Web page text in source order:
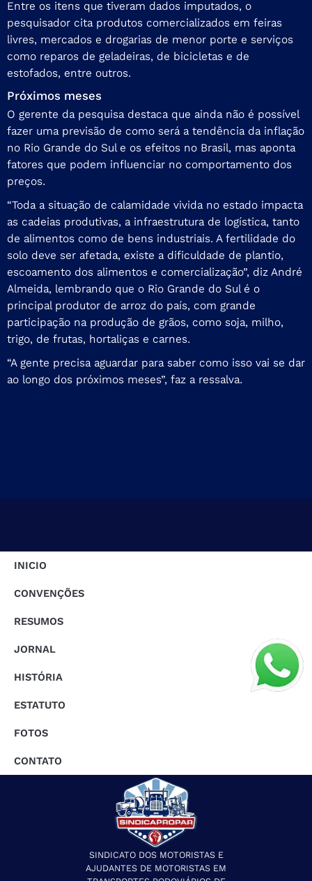
Entre os itens que tiveram dados imputados, o
pesquisador cita produtos comercializados em feiras
livres, mercados e drogarias de menor porte e serviços
como reparos de geladeiras, de bicicletas e de
estofados, entre outros.
Próximos meses
O gerente da pesquisa destaca que ainda não é possível
fazer uma previsão de como será a tendência da inflação
no Rio Grande do Sul e os efeitos no Brasil, mas aponta
fatores que podem influenciar no comportamento dos
preços.
“Toda a situação de calamidade vivida no estado impacta
as cadeias produtivas, a infraestrutura de logística, tanto
de alimentos como de bens industriais. A fertilidade do
solo deve ser afetada, existe a dificuldade de plantio,
escoamento dos alimentos e comercialização”, diz André
Almeida, lembrando que o Rio Grande do Sul é o
principal produtor de arroz do país, com grande
participação na produção de grãos, como soja, milho,
trigo, de frutas, hortaliças e carnes.
“A gente precisa aguardar para saber como isso vai se dar
ao longo dos próximos meses”, faz a ressalva.
INICIO
CONVENÇÕES
RESUMOS
JORNAL
HISTÓRIA
ESTATUTO
FOTOS
CONTATO
SINDICATO DOS MOTORISTAS E
AJUDANTES DE MOTORISTAS EM